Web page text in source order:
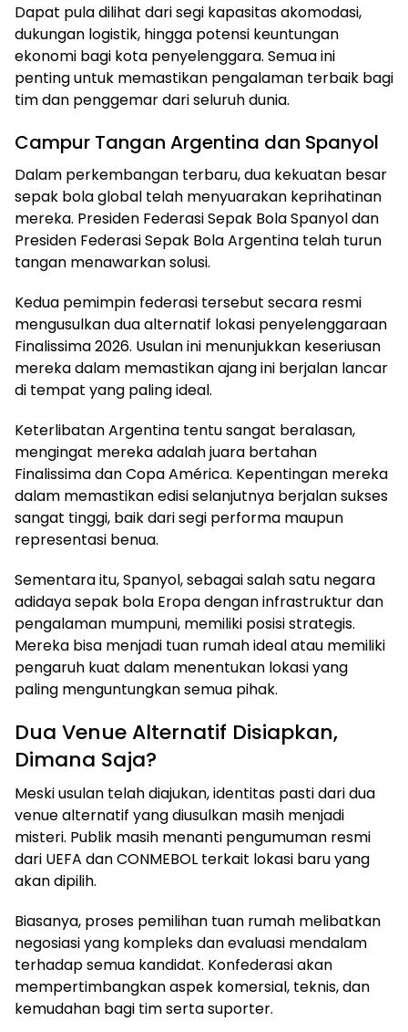
Dapat pula dilihat dari segi kapasitas akomodasi,
dukungan logistik, hingga potensi keuntungan
ekonomi bagi kota penyelenggara. Semua ini
penting untuk memastikan pengalaman terbaik bagi
tim dan penggemar dari seluruh dunia.
Campur Tangan Argentina dan Spanyol
Dalam perkembangan terbaru, dua kekuatan besar
sepak bola global telah menyuarakan keprihatinan
mereka. Presiden Federasi Sepak Bola Spanyol dan
Presiden Federasi Sepak Bola Argentina telah turun
tangan menawarkan solusi.
Kedua pemimpin federasi tersebut secara resmi
mengusulkan dua alternatif lokasi penyelenggaraan
Finalissima 2026. Usulan ini menunjukkan keseriusan
mereka dalam memastikan ajang ini berjalan lancar
di tempat yang paling ideal.
Keterlibatan Argentina tentu sangat beralasan,
mengingat mereka adalah juara bertahan
Finalissima dan Copa América. Kepentingan mereka
dalam memastikan edisi selanjutnya berjalan sukses
sangat tinggi, baik dari segi performa maupun
representasi benua.
Sementara itu, Spanyol, sebagai salah satu negara
adidaya sepak bola Eropa dengan infrastruktur dan
pengalaman mumpuni, memiliki posisi strategis.
Mereka bisa menjadi tuan rumah ideal atau memiliki
pengaruh kuat dalam menentukan lokasi yang
paling menguntungkan semua pihak.
Dua Venue Alternatif Disiapkan,
Dimana Saja?
Meski usulan telah diajukan, identitas pasti dari dua
venue alternatif yang diusulkan masih menjadi
misteri. Publik masih menanti pengumuman resmi
dari UEFA dan CONMEBOL terkait lokasi baru yang
akan dipilih.
Biasanya, proses pemilihan tuan rumah melibatkan
negosiasi yang kompleks dan evaluasi mendalam
terhadap semua kandidat. Konfederasi akan
mempertimbangkan aspek komersial, teknis, dan
kemudahan bagi tim serta suporter.